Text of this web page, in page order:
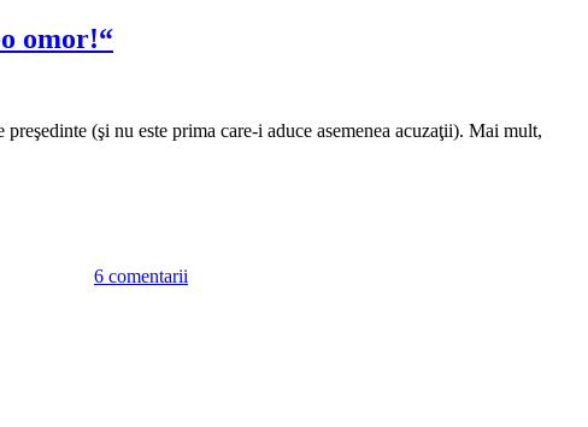
omor!“
(şi nu este prima care-i aduce asemenea acuzaţii). Mai mult,
6 comentarii